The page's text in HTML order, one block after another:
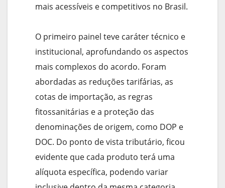
mais acessíveis e competitivos no Brasil.
O primeiro painel teve caráter técnico e
institucional, aprofundando os aspectos
mais complexos do acordo. Foram
abordadas as reduções tarifárias, as
cotas de importação, as regras
fitossanitárias e a proteção das
denominações de origem, como DOP e
DOC. Do ponto de vista tributário, ficou
evidente que cada produto terá uma
alíquota específica, podendo variar